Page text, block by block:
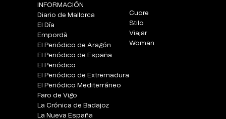
INFORMACIÓN
Diario de Mallorca
El Día
Empordà
El Periódico de Aragón
El Periódico de España
El Periódico
El Periódico de Extremadura
El Periódico Mediterráneo
Faro de Vigo
La Crónica de Badajoz
La Nueva España
Cuore
Stilo
Viajar
Woman